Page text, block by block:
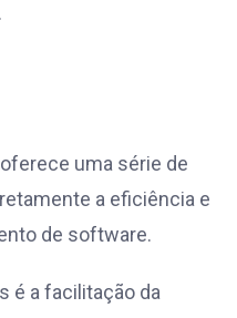
uma série de
a eficiência e
de software.
é a facilitação da